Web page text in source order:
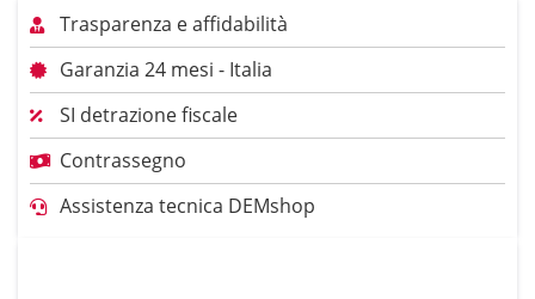
Trasparenza e affidabilità
Garanzia 24 mesi - Italia
SI detrazione fiscale
Contrassegno
Assistenza tecnica DEMshop